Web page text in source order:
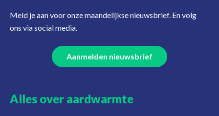
Meld je aan voor onze maandelijkse nieuwsbrief. En volg
ons via social media.
Aanmelden nieuwsbrief
Alles over aardwarmte